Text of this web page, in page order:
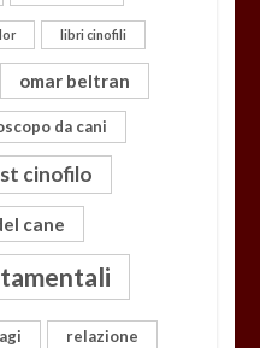
libri cinofili
omar beltran
da cani
cinofilo
cane
relazione